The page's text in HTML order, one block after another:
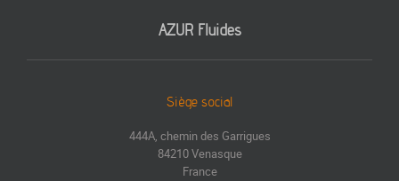
AZUR Fluides
Siège social
444A, chemin des Garrigues
84210 Venasque
France